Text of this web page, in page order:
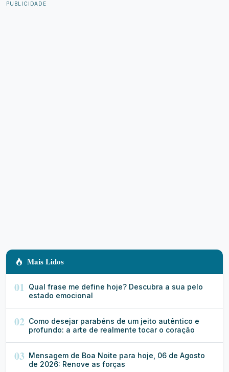
PUBLICIDADE
Mais Lidos
01 Qual frase me define hoje? Descubra a sua pelo
estado emocional
02 Como desejar parabéns de um jeito autêntico e
profundo: a arte de realmente tocar o coração
03 Mensagem de Boa Noite para hoje, 06 de Agosto
de 2026: Renove as forças